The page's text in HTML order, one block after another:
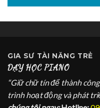
GIA SƯ TÀI NĂNG TRẺ
DẠY HỌC PIANO
“Giữ chữ tín để thành
trình hoạt động và phát